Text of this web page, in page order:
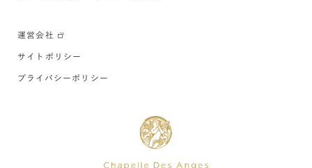
運営会社
サイトポリシー
プライバシーポリシー